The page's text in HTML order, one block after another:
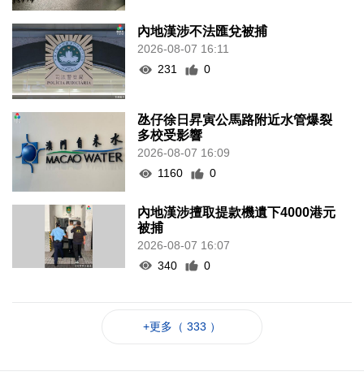
內地漢涉不法匯兌被捕
2026-08-07 16:11
231
0
氹仔徐日昇寅公馬路附近水管爆裂
多校受影響
2026-08-07 16:09
1160
0
內地漢涉擅取提款機遺下4000港元
被捕
2026-08-07 16:07
340
0
+更多（ 333 ）